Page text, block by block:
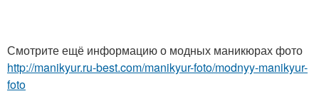
Смотрите ещё информацию о модных маникюрах фото
http://manikyur.ru-best.com/manikyur-foto/modnyy-manikyur-
foto